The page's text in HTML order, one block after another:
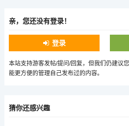
亲，您还没有登录！
登录
本站支持游客发帖/提问/回复，但我们仍建议
能更方便的管理自己发布过的内容。
猜你还感兴趣